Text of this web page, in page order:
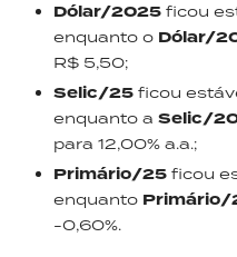
Dólar/2025 ficou
enquanto o Dólar/
R$ 5,50;
Selic/25 ficou
enquanto a Selic/
para 12,00% a.a.;
Primário/25 ficou
enquanto Primário/
-0,60%.